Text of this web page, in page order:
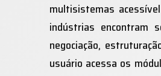
multisistemas
indústrias encontram
negociação,
usuário acessa os